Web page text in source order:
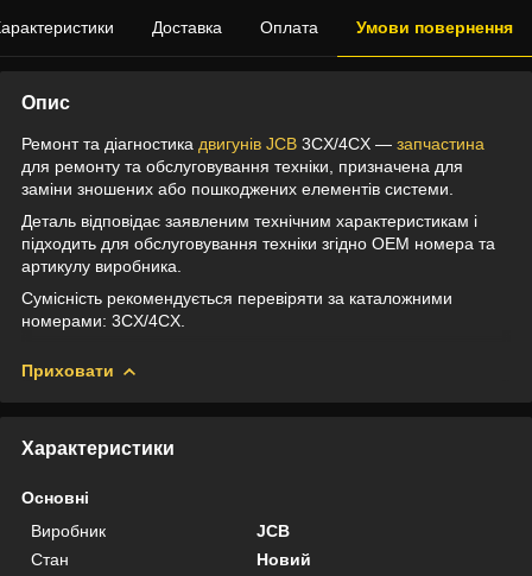
Доставка Оплата Умови повернення
Опис
Ремонт та діагностика двигунів JCB 3CX/4CX — запчастина
для ремонту та обслуговування техніки, призначена для
заміни зношених або пошкоджених елементів системи.
Деталь відповідає заявленим технічним характеристикам і
підходить для обслуговування техніки згідно OEM номера та
артикулу виробника.
Сумісність рекомендується перевіряти за каталожними
номерами: 3CX/4CX.
Приховати
Характеристики
Основні
Виробник
JCB
Стан
Новий